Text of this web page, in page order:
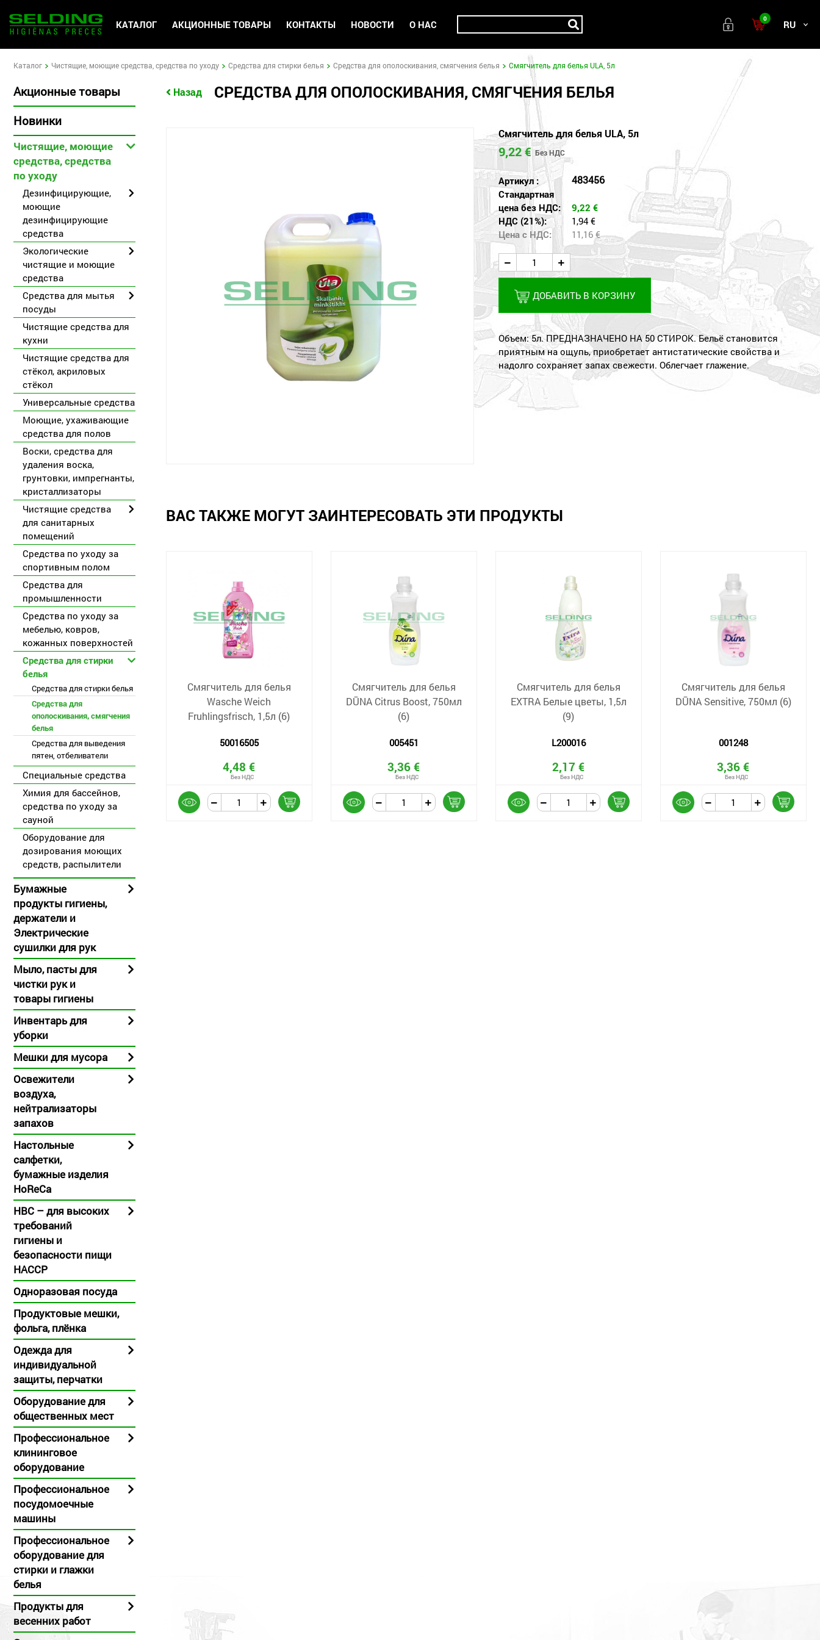
KАТАЛОГ АКЦИОННЫЕ ТОВАРЫ КОНТАКТЫ НОВОСТИ О НАС 0 RU
Kаталог Чистящие, моющие средства, средства по уходу Средства для стирки белья Средства для ополоскивания, смягчения белья Смягчитель для белья ULA, 5л
Акционные товары
Hовинки
Чистящие, моющие
средства, средства
по уходу
Дезинфицирующие,
моющие
дезинфицирующие
средства
Экологические
чистящие и моющие
средства
Средства для мытья
посуды
Чистящие средства для
кухни
Чистящие средства для
стёкол, акриловых
стёкол
Универсальные средства
Моющие, ухаживающие
средства для полов
Воски, средства для
удаления воска,
грунтовки, импрегнанты,
кристаллизаторы
Чистящие средства
для санитарных
помещений
Средства по уходу за
спортивным полом
Средства для
промышленности
Средства по уходу за
мебелью, ковров,
кожанных поверхностей
Средства для стирки
белья
Средства для стирки белья
Средства для
ополоскивания, смягчения
белья
Средства для выведения
пятен, отбеливатели
Специальные средства
Химия для бассейнов,
средства по уходу за
сауной
Оборудование для
дозирования моющих
средств, распылители
Бумажные
продукты гигиены,
держатели и
Электрические
сушилки для рук
Мыло, пасты для
чистки рук и
товары гигиены
Инвентарь для
уборки
Мешки для мусора
Освежители
воздуха,
нейтрализаторы
запахов
Настольные
салфетки,
бумажные изделия
HoReCa
HBC – для высоких
требований
гигиены и
безопасности пищи
HACCP
Одноразовая посуда
Продуктовые мешки,
фольга, плёнка
Одежда для
индивидуальной
защиты, перчатки
Oборудование для
общественных мест
Профессиональное
клининговое
оборудование
Профессиональное
посудомоечные
машины
Профессиональное
оборудование для
стирки и глажки
белья
Продукты для
весенних работ
Назад СРЕДСТВА ДЛЯ ОПОЛОСКИВАНИЯ, СМЯГЧЕНИЯ БЕЛЬЯ
Смягчитель для белья ULA, 5л
9,22 €
Артикул : 483456
Стандартная
цена без НДС:
9,22 €
НДС (21%):
1,94 €
Цена с НДС:
11,16 €
ДОБАВИТЬ В КОРЗИНУ
Объем: 5л. ПРЕДНАЗНАЧЕНО НА 50 СТИРОК. Бельё становится
приятным на ощупь, приобретает антистатические свойства и
надолго сохраняет запах свежести. Облегчает глажение.
ВАС ТАКЖЕ МОГУТ ЗАИНТЕРЕСОВАТЬ ЭТИ ПРОДУКТЫ
Смягчитель для белья
Wasche Weich
Fruhlingsfrisch, 1,5л (6)
50016505
4,48 €
Смягчитель для белья
DŪNA Citrus Boost, 750мл
(6)
005451
3,36 €
Смягчитель для белья
EXTRA Белые цветы, 1,5л
(9)
L200016
2,17 €
Смягчитель для белья
DŪNA Sensitive, 750мл (6)
001248
3,36 €